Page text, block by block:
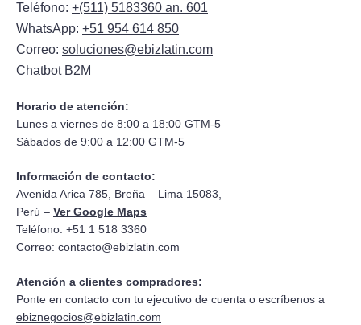
Teléfono: +(511) 5183360 an. 601
WhatsApp: +51 954 614 850
Correo: soluciones@ebizlatin.com
Chatbot B2M
Horario de atención:
Lunes a viernes de 8:00 a 18:00 GTM-5
Sábados de 9:00 a 12:00 GTM-5
Información de contacto:
Avenida Arica 785, Breña – Lima 15083,
Perú – Ver Google Maps
Teléfono: +51 1 518 3360
Correo: contacto@ebizlatin.com
Atención a clientes compradores:
Ponte en contacto con tu ejecutivo de cuenta o escríbenos a
ebiznegocios@ebizlatin.com